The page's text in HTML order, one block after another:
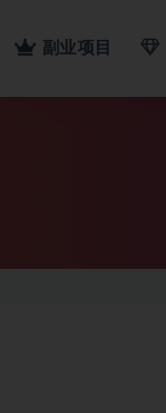
副业项目